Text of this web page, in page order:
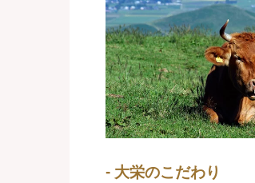
大栄のこだわり